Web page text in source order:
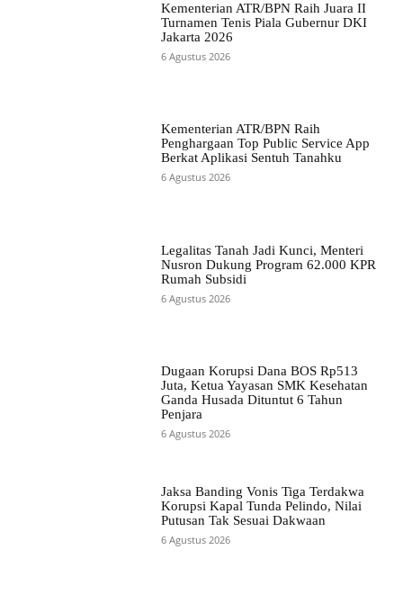
Kementerian ATR/BPN Raih Juara II
Turnamen Tenis Piala Gubernur DKI
Jakarta 2026
6 Agustus 2026
Kementerian ATR/BPN Raih
Penghargaan Top Public Service App
Berkat Aplikasi Sentuh Tanahku
6 Agustus 2026
Legalitas Tanah Jadi Kunci, Menteri
Nusron Dukung Program 62.000 KPR
Rumah Subsidi
6 Agustus 2026
Dugaan Korupsi Dana BOS Rp513
Juta, Ketua Yayasan SMK Kesehatan
Ganda Husada Dituntut 6 Tahun
Penjara
6 Agustus 2026
Jaksa Banding Vonis Tiga Terdakwa
Korupsi Kapal Tunda Pelindo, Nilai
Putusan Tak Sesuai Dakwaan
6 Agustus 2026